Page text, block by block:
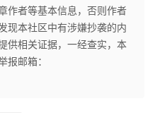
作者等基本信息，否则作者
现本社区中有涉嫌抄袭的内
供相关证据，一经查实，本
报邮箱：